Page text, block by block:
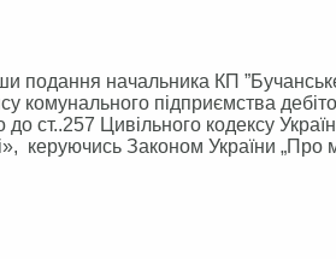
начальника КП
комунального підприємства
до ст..257 Цивільного кодексу
керуючись Законом України